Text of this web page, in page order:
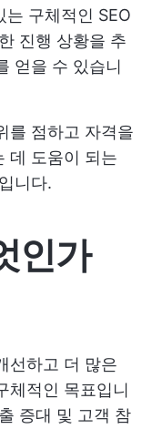
구체적인 SEO
진행 상황을 추
얻을 수 있습니
를 점하고 자격을
데 도움이 되는
니다.
인가
선하고 더 많은
체적인 목표입니
증대 및 고객 참